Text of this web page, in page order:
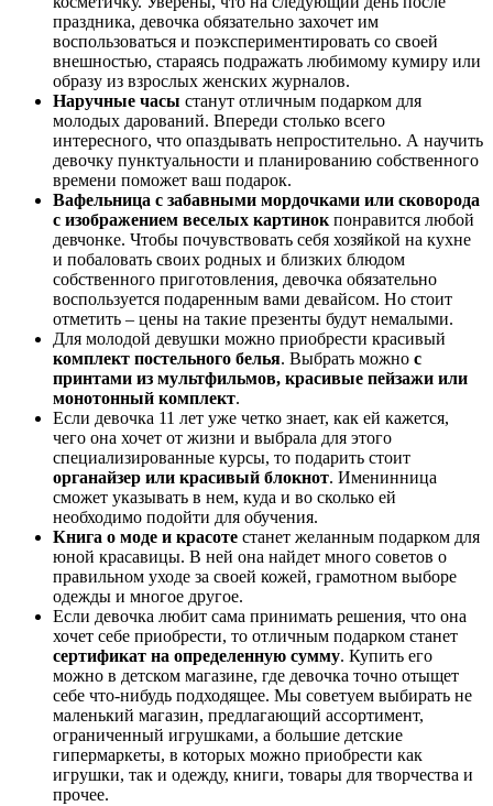
праздника, девочка обязательно захочет им
воспользоваться и поэкспериментировать со своей
внешностью, стараясь подражать любимому кумиру или
образу из взрослых женских журналов.
Наручные часы станут отличным подарком для
молодых дарований. Впереди столько всего
интересного, что опаздывать непростительно. А научить
девочку пунктуальности и планированию собственного
времени поможет ваш подарок.
Вафельница с забавными мордочками или сковорода
с изображением веселых картинок понравится любой
девчонке. Чтобы почувствовать себя хозяйкой на кухне
и побаловать своих родных и близких блюдом
собственного приготовления, девочка обязательно
воспользуется подаренным вами девайсом. Но стоит
отметить – цены на такие презенты будут немалыми.
Для молодой девушки можно приобрести красивый
комплект постельного белья. Выбрать можно с
принтами из мультфильмов, красивые пейзажи или
монотонный комплект.
Если девочка 11 лет уже четко знает, как ей кажется,
чего она хочет от жизни и выбрала для этого
специализированные курсы, то подарить стоит
органайзер или красивый блокнот. Именинница
сможет указывать в нем, куда и во сколько ей
необходимо подойти для обучения.
Книга о моде и красоте станет желанным подарком для
юной красавицы. В ней она найдет много советов о
правильном уходе за своей кожей, грамотном выборе
одежды и многое другое.
Если девочка любит сама принимать решения, что она
хочет себе приобрести, то отличным подарком станет
сертификат на определенную сумму. Купить его
можно в детском магазине, где девочка точно отыщет
себе что-нибудь подходящее. Мы советуем выбирать не
маленький магазин, предлагающий ассортимент,
ограниченный игрушками, а большие детские
гипермаркеты, в которых можно приобрести как
игрушки, так и одежду, книги, товары для творчества и
прочее.